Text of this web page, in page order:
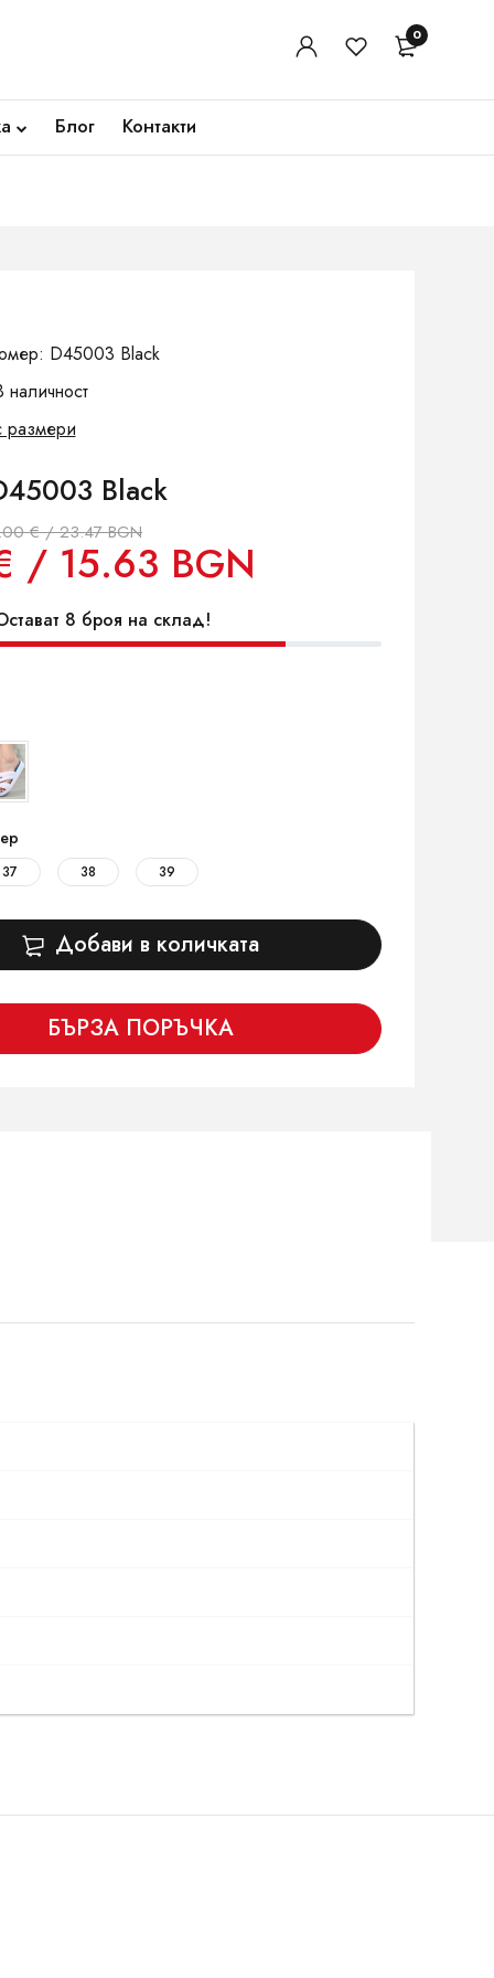
0
Блог Контакти
D45003 Black
размери
Black
€ / 23.47 BGN
/ 15.63 BGN
8 броя на склад!
37 38 39
Добави в количката
БЪРЗА ПОРЪЧКА